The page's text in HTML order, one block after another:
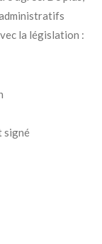
la législation :
signé